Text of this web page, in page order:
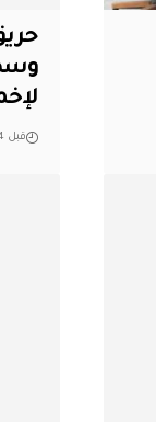
قبل 4 ساعات